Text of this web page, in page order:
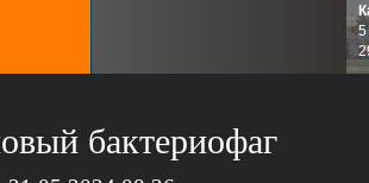
5
бактериофаг